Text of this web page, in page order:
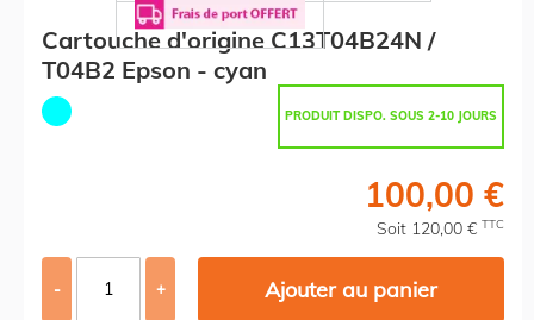
Cartouche d'origine C13T04B24N /
T04B2 Epson - cyan
PRODUIT DISPO. SOUS 2-10 JOURS
100,00 €
Soit 120,00 € TTC
- + Ajouter au panier